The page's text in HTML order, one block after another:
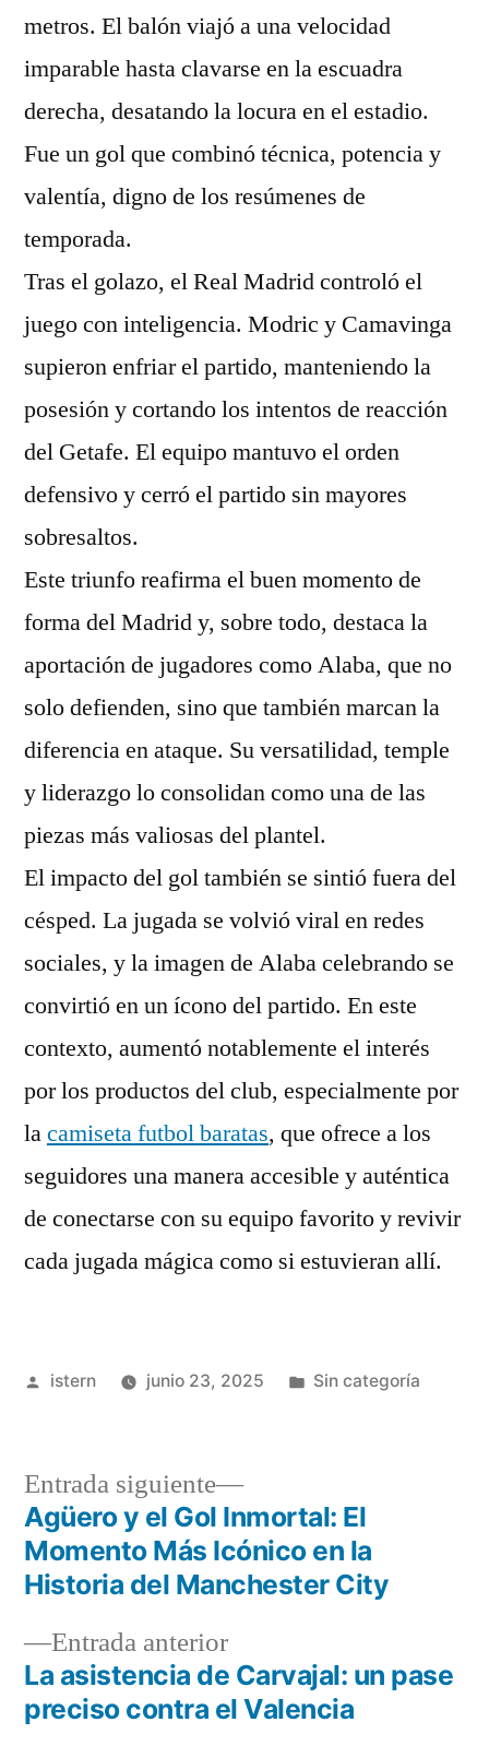
metros. El balón viajó a una velocidad
imparable hasta clavarse en la escuadra
derecha, desatando la locura en el estadio.
Fue un gol que combinó técnica, potencia y
valentía, digno de los resúmenes de
temporada.
Tras el golazo, el Real Madrid controló el
juego con inteligencia. Modric y Camavinga
supieron enfriar el partido, manteniendo la
posesión y cortando los intentos de reacción
del Getafe. El equipo mantuvo el orden
defensivo y cerró el partido sin mayores
sobresaltos.
Este triunfo reafirma el buen momento de
forma del Madrid y, sobre todo, destaca la
aportación de jugadores como Alaba, que no
solo defienden, sino que también marcan la
diferencia en ataque. Su versatilidad, temple
y liderazgo lo consolidan como una de las
piezas más valiosas del plantel.
El impacto del gol también se sintió fuera del
césped. La jugada se volvió viral en redes
sociales, y la imagen de Alaba celebrando se
convirtió en un ícono del partido. En este
contexto, aumentó notablemente el interés
por los productos del club, especialmente por
lacamiseta futbol baratas, que ofrece a los
seguidores una manera accesible y auténtica
de conectarse con su equipo favorito y revivir
cada jugada mágica como si estuvieran allí.
Publicado
istern junio 23, 2025
Publicado
Sin categoría
Navegación
de
entradas
Entrada anteriorEntrada
anterior:
La asistencia de Carvajal: un pase
preciso contra el Valencia
Entrada siguiente
Entrada
siguiente:
Agüero y el Gol Inmortal: El
Momento Más Icónico en la
Historia del Manchester City